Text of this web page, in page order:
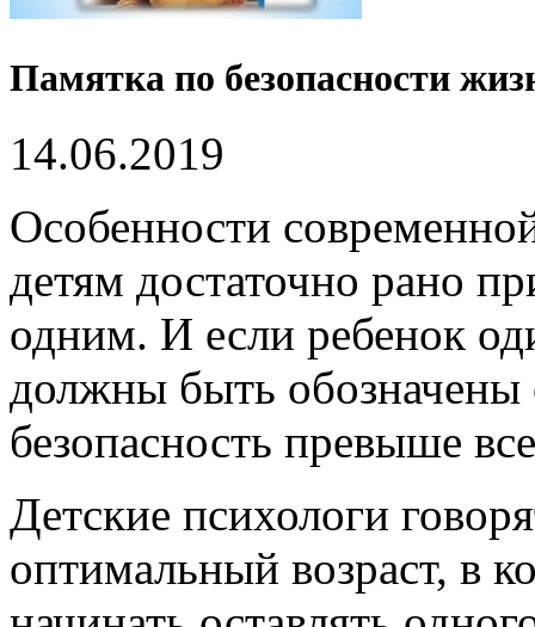
Памятка по безопасности
14.06.2019
Особенности
детям достаточно рано
одним. И если ребенок
должны быть обозначены
безопасность превыше
Детские психологи
оптимальный возраст, в